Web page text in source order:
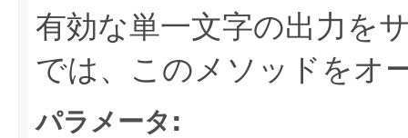
有効な単一文字の出力を
では、このメソッドをオ
パラメータ: